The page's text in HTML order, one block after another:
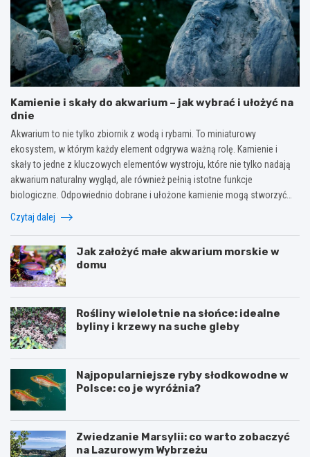
Kamienie i skały do akwarium – jak wybrać i ułożyć na
dnie
Akwarium to nie tylko zbiornik z wodą i rybami. To miniaturowy
ekosystem, w którym każdy element odgrywa ważną rolę. Kamienie i
skały to jedne z kluczowych elementów wystroju, które nie tylko nadają
akwarium naturalny wygląd, ale również pełnią istotne funkcje
biologiczne. Odpowiednio dobrane i ułożone kamienie mogą stworzyć…
Czytaj dalej
Jak założyć małe akwarium morskie w
domu
Rośliny wieloletnie na słońce: idealne
byliny i krzewy na suche gleby
Najpopularniejsze ryby słodkowodne w
Polsce: co je wyróżnia?
Zwiedzanie Marsylii: co warto zobaczyć
na Lazurowym Wybrzeżu